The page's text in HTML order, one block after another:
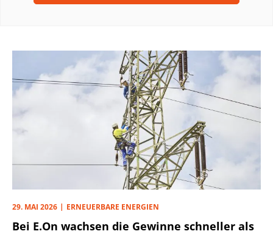
29. MAI 2026 ERNEUERBARE ENERGIEN
Bei E.On wachsen die Gewinne schneller als